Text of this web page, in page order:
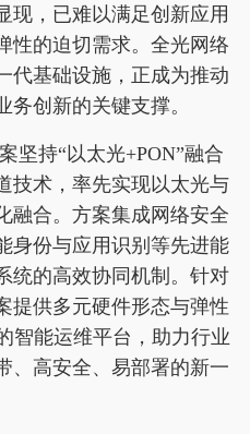
现，已难以满足创新应用
性的迫切需求。全光网络
代基础设施，正成为推动
务创新的关键支撑。
坚持“以太光+PON”融合
技术，率先实现以太光与
融合。方案集成网络安全
身份与应用识别等先进能
统的高效协同机制。针对
提供多元硬件形态与弹性
智能运维平台，助力行业
、高安全、易部署的新一